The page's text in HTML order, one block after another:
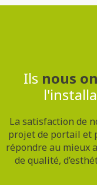
Ils nous
La satisfaction de
projet de portail et
répondre au mieux
de qualité,